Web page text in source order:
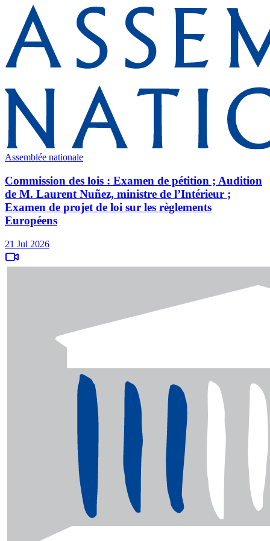
Assemblée nationale
Commission des lois : Examen de pétition ; Audition
de M. Laurent Nuñez, ministre de l’Intérieur ;
Examen de projet de loi sur les règlements
Européens
21 Jul 2026